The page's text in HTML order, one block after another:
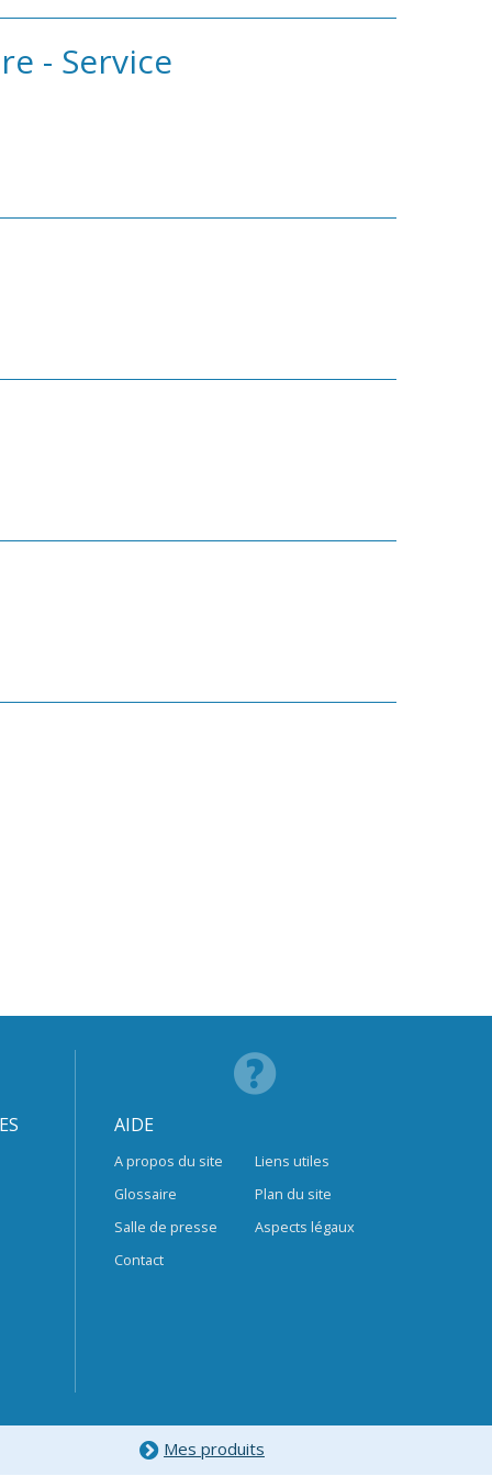
- Service
AIDE
A propos du site
Glossaire
Salle de presse
Contact
Liens utiles
Plan du site
Aspects légaux
Mes produits